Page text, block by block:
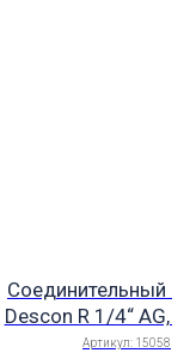
Соединительный
Descon R 1/4“ AG,
для изм. воды,
Артикул: 15058